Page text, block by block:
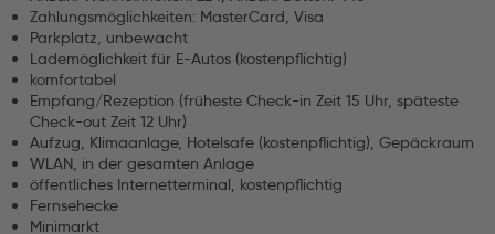
Zahlungsmöglichkeiten: MasterCard, Visa
Parkplatz, unbewacht
Lademöglichkeit für E-Autos (kostenpflichtig)
komfortabel
Empfang/Rezeption (früheste Check-in Zeit 15 Uhr, späteste
Check-out Zeit 12 Uhr)
Aufzug, Klimaanlage, Hotelsafe (kostenpflichtig), Gepäckraum
WLAN, in der gesamten Anlage
öffentliches Internetterminal, kostenpflichtig
Fernsehecke
Minimarkt